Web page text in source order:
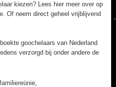
kiezen? Lees hier meer over op
Of neem direct geheel vrijblijvend
goochelaars van Nederland
verzorgd bij onder andere de